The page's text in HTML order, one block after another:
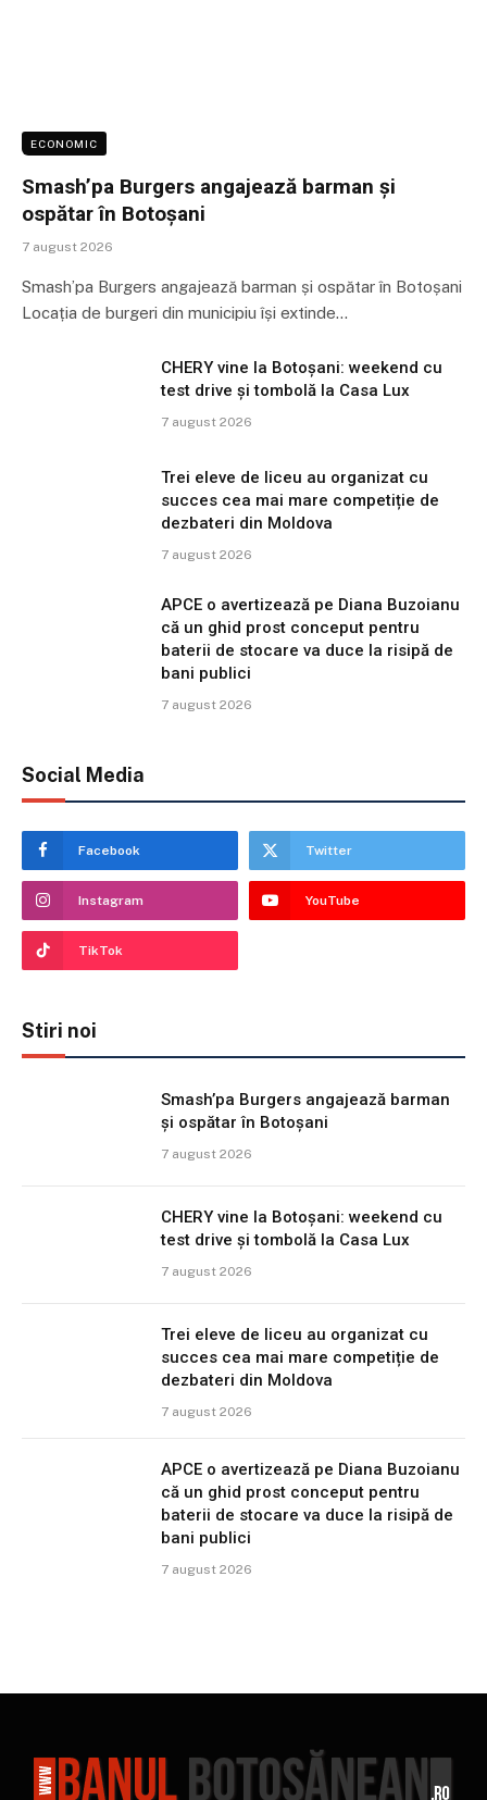
ECONOMIC
Smash’pa Burgers angajează barman și
ospătar în Botoșani
7 august 2026
Smash’pa Burgers angajează barman și ospătar în Botoșani
Locația de burgeri din municipiu își extinde…
CHERY vine la Botoșani: weekend cu
test drive și tombolă la Casa Lux
7 august 2026
Trei eleve de liceu au organizat cu
succes cea mai mare competiție de
dezbateri din Moldova
7 august 2026
APCE o avertizează pe Diana Buzoianu
că un ghid prost conceput pentru
baterii de stocare va duce la risipă de
bani publici
7 august 2026
Social Media
Facebook Twitter
Instagram YouTube
TikTok
Stiri noi
Smash’pa Burgers angajează barman
și ospătar în Botoșani
7 august 2026
CHERY vine la Botoșani: weekend cu
test drive și tombolă la Casa Lux
7 august 2026
Trei eleve de liceu au organizat cu
succes cea mai mare competiție de
dezbateri din Moldova
7 august 2026
APCE o avertizează pe Diana Buzoianu
că un ghid prost conceput pentru
baterii de stocare va duce la risipă de
bani publici
7 august 2026